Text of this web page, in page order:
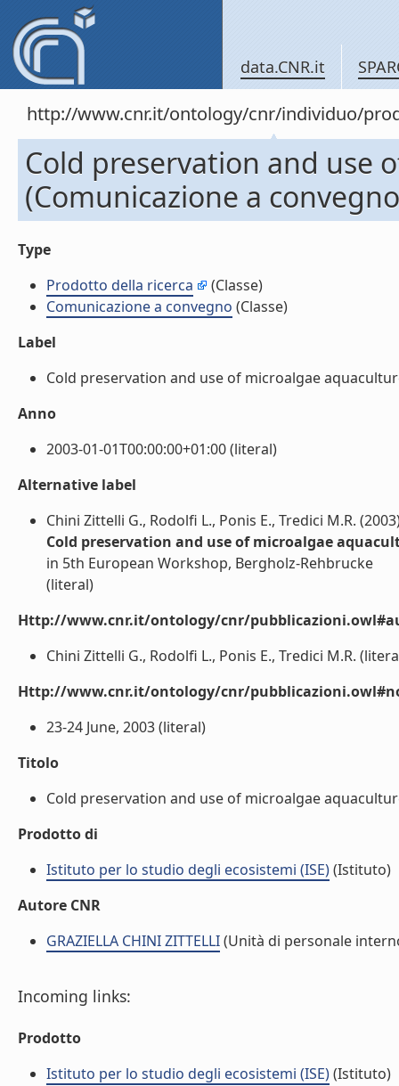
data.CNR.it
http://www.cnr.it/ontology/cnr/individuo/
Cold preservation and use
(Comunicazione a
Type
Prodotto della ricerca
(Classe)
Comunicazione a convegno (Classe)
Label
Cold preservation and use of microalgae
Anno
2003-01-01T00:00:00+01:00 (literal)
Alternative label
Chini Zittelli G., Rodolfi L., Ponis E., Tredici M.R.
Cold preservation and use of microalgae
in 5th European Workshop, Bergholz-Rehbrucke
(literal)
Http://www.cnr.it/ontology/cnr/
Chini Zittelli G., Rodolfi L., Ponis E., Tredici M.R.
Http://www.cnr.it/ontology/cnr/
23-24 June, 2003 (literal)
Titolo
Cold preservation and use of microalgae
Prodotto di
Istituto per lo studio degli ecosistemi (ISE)(Istituto)
Autore CNR
GRAZIELLA CHINI ZITTELLI(Unità di personale
Incoming links:
Prodotto
Istituto per lo studio degli ecosistemi (ISE)(Istituto)